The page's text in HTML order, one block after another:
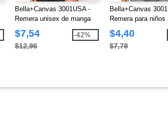
Bella+Canvas 3001USA -
Remera unisex de manga
corta con cuello redondo
hecho en Usa
$7,54
$12,96
-42%
Bella+Canvas
Remera para niños
corta de cuello
Jersey
$4,40
$7,78